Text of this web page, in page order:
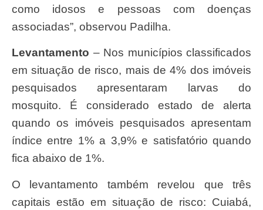
como idosos e pessoas com doenças
associadas”, observou Padilha.
Levantamento – Nos municípios classificados
em situação de risco, mais de 4% dos imóveis
pesquisados apresentaram larvas do
mosquito. É considerado estado de alerta
quando os imóveis pesquisados apresentam
índice entre 1% a 3,9% e satisfatório quando
fica abaixo de 1%.
O levantamento também revelou que três
capitais estão em situação de risco: Cuiabá,